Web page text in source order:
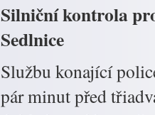
Silniční kontrola
Sedlnice
Službu konající
pár minut před